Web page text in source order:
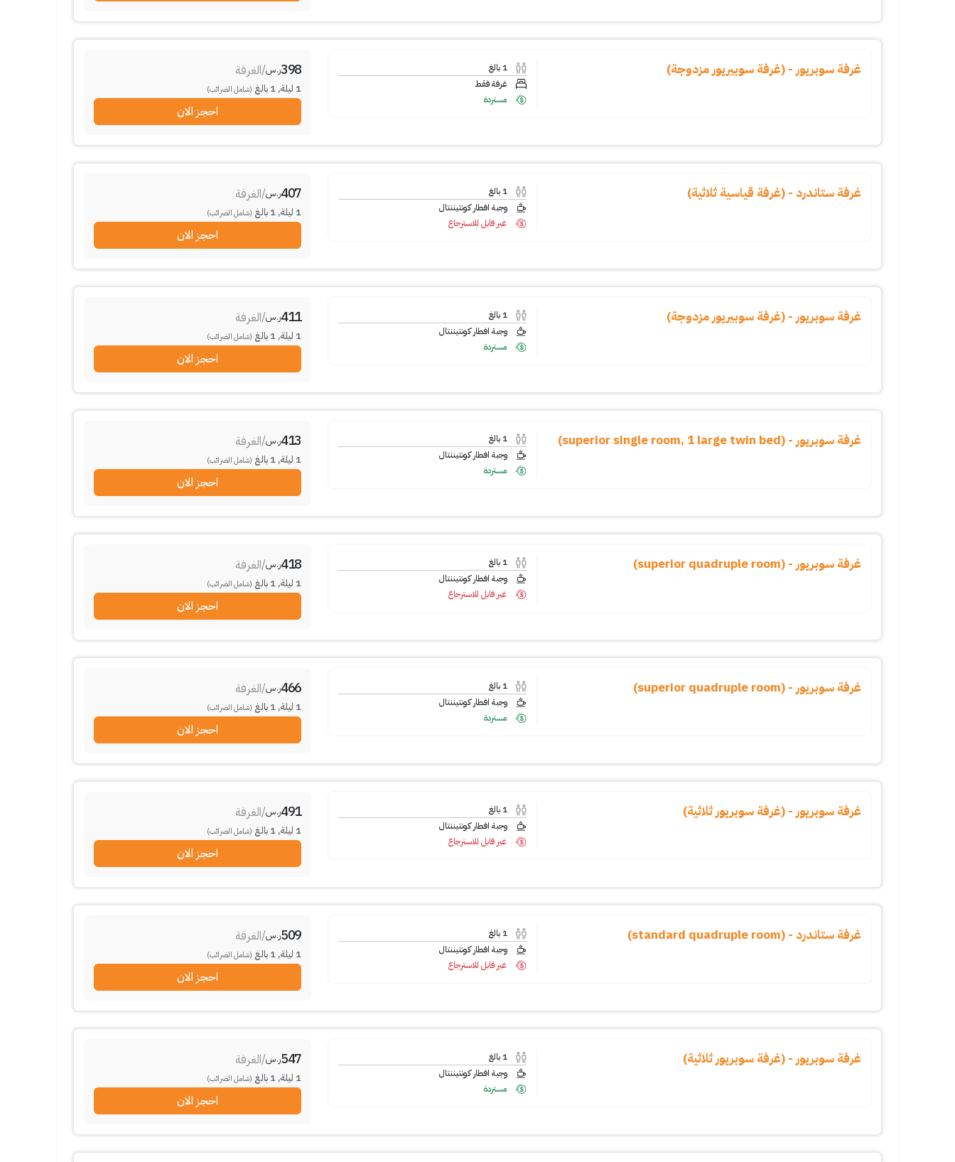
غرفة سوبريور - (غرفة سوبيريور مزدوجة) 1 بالغ
غرفة فقط
مستردة
398ر.س/الغرفة
1 ليلة,
1 بالغ (شامل الضرائب)
احجز الان
غرفة ستاندرد - (غرفة قياسية ثلاثية) 1 بالغ
وجبة افطار كونتيننتال
غير قابل للاسترجاع
407ر.س/الغرفة
1 ليلة,
1 بالغ (شامل الضرائب)
احجز الان
غرفة سوبريور - (غرفة سوبيريور مزدوجة) 1 بالغ
وجبة افطار كونتيننتال
مستردة
411ر.س/الغرفة
1 ليلة,
1 بالغ (شامل الضرائب)
احجز الان
غرفة سوبريور - (superior single room, 1 large twin bed) 1 بالغ
وجبة افطار كونتيننتال
مستردة
413ر.س/الغرفة
1 ليلة,
1 بالغ (شامل الضرائب)
احجز الان
غرفة سوبريور - (superior quadruple room) 1 بالغ
وجبة افطار كونتيننتال
غير قابل للاسترجاع
418ر.س/الغرفة
1 ليلة,
1 بالغ (شامل الضرائب)
احجز الان
غرفة سوبريور - (superior quadruple room) 1 بالغ
وجبة افطار كونتيننتال
مستردة
466ر.س/الغرفة
1 ليلة,
1 بالغ (شامل الضرائب)
احجز الان
غرفة سوبريور - (غرفة سوبريور ثلاثية) 1 بالغ
وجبة افطار كونتيننتال
غير قابل للاسترجاع
491ر.س/الغرفة
1 ليلة,
1 بالغ (شامل الضرائب)
احجز الان
غرفة ستاندرد - (standard quadruple room) 1 بالغ
وجبة افطار كونتيننتال
غير قابل للاسترجاع
509ر.س/الغرفة
1 ليلة,
1 بالغ (شامل الضرائب)
احجز الان
غرفة سوبريور - (غرفة سوبريور ثلاثية) 1 بالغ
وجبة افطار كونتيننتال
مستردة
547ر.س/الغرفة
1 ليلة,
1 بالغ (شامل الضرائب)
احجز الان